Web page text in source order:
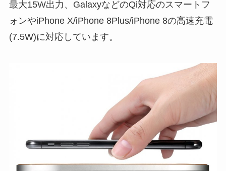
最大15W出力、GalaxyなどのQi対応のスマートフ
ォンやiPhone X/iPhone 8Plus/iPhone 8の高速充電
(7.5W)に対応しています。